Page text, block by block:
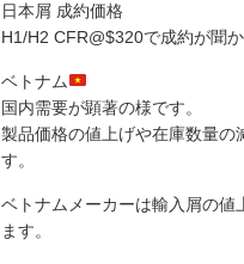
日本屑 成約価格
H1/H2 CFR@$320で成約が聞
ベトナム
国内需要が顕著の様です。
製品価格の値上げや在庫数量
す。
ベトナムメーカーは輸入屑の値
ます。